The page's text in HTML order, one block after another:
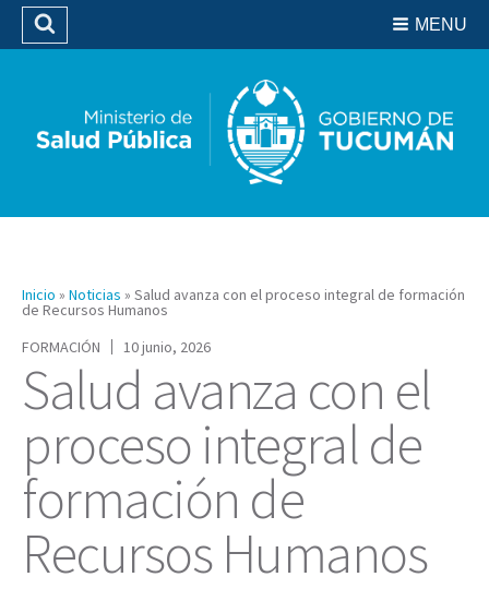
Biblioteca
MENU
Buscar
Inicio » Noticias » Salud avanza con el proceso integral de formación
de Recursos Humanos
FORMACIÓN
10 junio, 2026
Salud avanza con el
proceso integral de
formación de
Recursos Humanos